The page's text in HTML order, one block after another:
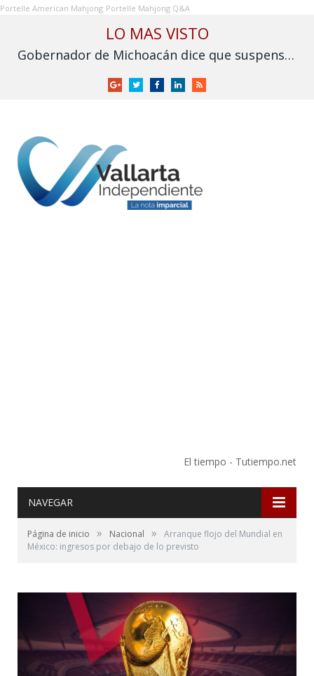
Portelle American Mahjong Portelle Mahjong Q&A
LO MAS VISTO
Gobernador de Michoacán dice que suspensión de exportación de aguacate es por operativos recientes de seguridad
GoogleTwitterFacebookLinkedInRSS
El tiempo - Tutiempo.net
NAVEGAR
Página de inicio » Nacional »
Arranque flojo del Mundial en
México: ingresos por debajo de lo previsto